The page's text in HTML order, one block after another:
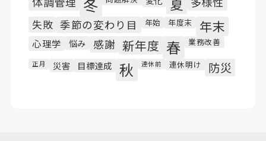
冬
失敗 季節の変わり目 年始 年度末 年末
心理学 悩み 感謝 新年度 春 業務改善
正月 災害 目標達成 秋 連休前 連休明け 防災